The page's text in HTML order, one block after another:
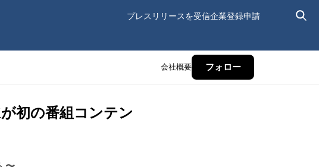
プレスリリースを受信企業登録申請
会社概要 フォロー
初の番組コンテン